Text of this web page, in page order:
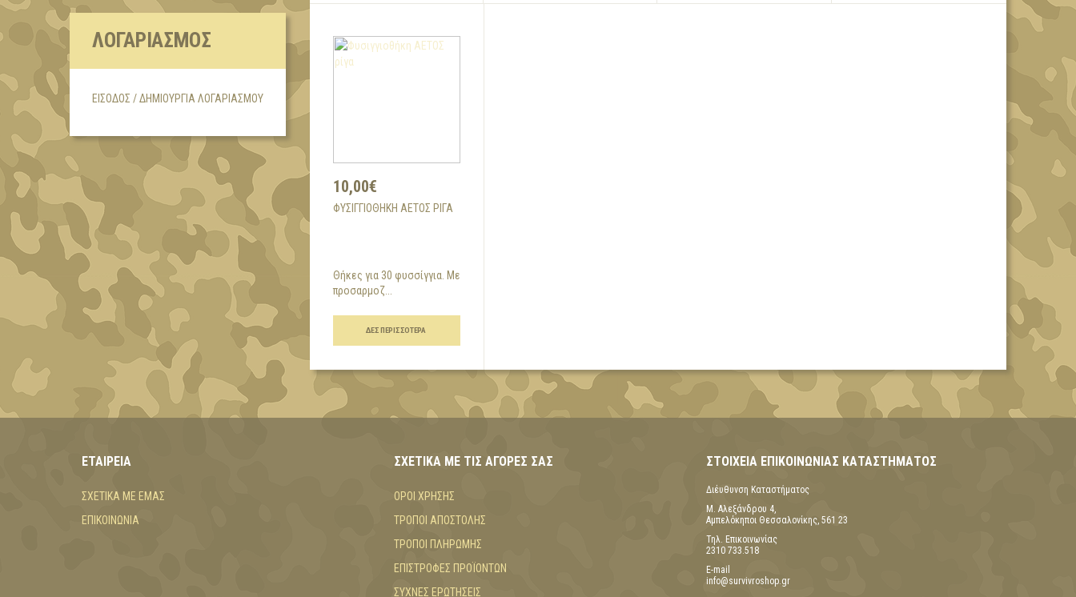
ΛΟΓΑΡΙΑΣΜΌΣ
ΕΊΣΟΔΟΣ / ΔΗΜΙΟΥΡΓΊΑ ΛΟΓΑΡΙΑΣΜΟΎ
10,00€
ΦΥΣΙΓΓΙΟΘΉΚΗ ΑΕΤΟΣ ΡΊΓΑ
Θήκες για 30 φυσσίγγια. Με
προσαρμοζ...
ΔΕΣ ΠΕΡΙΣΣΌΤΕΡΑ
ΕΤΑΙΡΕΊΑ
ΣΧΕΤΙΚΆ ΜΕ ΕΜΆΣ
ΕΠΙΚΟΙΝΩΝΊΑ
ΣΧΕΤΙΚΆ ΜΕ ΤΙΣ ΑΓΟΡΈΣ ΣΑΣ
ΌΡΟΙ ΧΡΉΣΗΣ
ΤΡΌΠΟΙ ΑΠΟΣΤΟΛΉΣ
ΤΡΌΠΟΙ ΠΛΗΡΩΜΉΣ
ΕΠΙΣΤΡΟΦΈΣ ΠΡΟΪΌΝΤΩΝ
ΣΥΧΝΈΣ ΕΡΩΤΉΣΕΙΣ
ΣΤΟΙΧΕΊΑ ΕΠΙΚΟΙΝΩΝΊΑΣ ΚΑΤΑΣΤΉΜΑΤΟΣ
Διέυθυνση Καταστήματος
Μ. Αλεξάνδρου 4,
Αμπελόκηποι Θεσσαλονίκης, 561 23
Τηλ. Επικοινωνίας
2310 733.518
E-mail
info@survivroshop.gr